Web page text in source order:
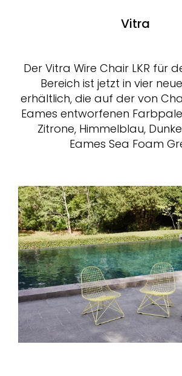
Vitra
Der Vitra Wire Chair LKR für
Bereich ist jetzt in vier
erhältlich, die auf der von
Eames entworfenen
Zitrone, Himmelblau,
Eames Sea Foam